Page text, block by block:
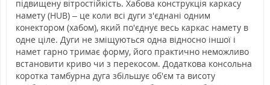
підвищену вітростійкість. Хабова конструкція каркасу
намету (HUB) – це коли всі дуги з'єднані одним
конектором (хабом), який по'єднує весь каркас намету в
одне ціле. Дуги не зміщуються одна відносно іншої і
намет гарно тримає форму, його практично неможливо
встановити криво чи з перекосом. Додаткова консольна
коротка тамбурна дуга збільшує об'єм та висоту